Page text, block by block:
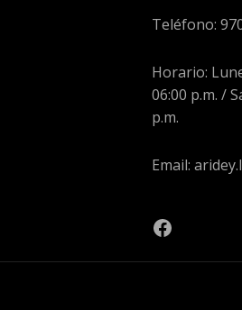
Teléfono:
Horario:
06:00 p.m. /
p.m.
Email: